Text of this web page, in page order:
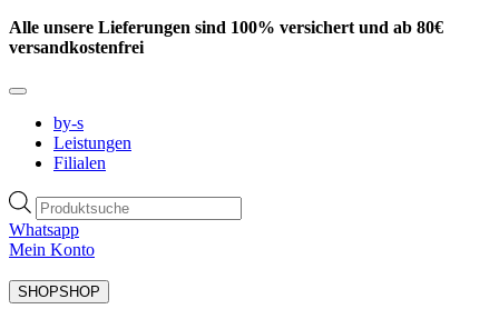
Zum
Inhalt
Alle unsere Lieferungen sind 100% versichert und ab 80€
versandkostenfrei
by-s
Leistungen
Filialen
Products
search
Whatsapp
Mein Konto
SHOPSHOP